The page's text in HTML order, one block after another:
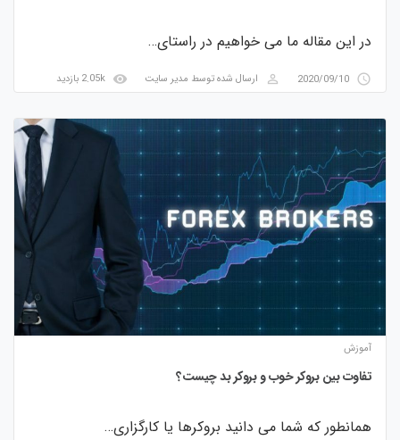
در این مقاله ما می خواهیم در راستای…
access_time
2020/09/10
perm_identity ارسال شده توسط مدیر سایت visibility
آموزش
تفاوت بین بروکر خوب و بروکر بد چیست؟
همانطور که شما می دانید بروکرها یا کارگزاری…